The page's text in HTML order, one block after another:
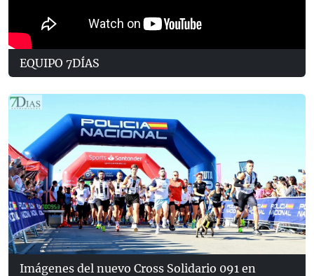
EQUIPO 7DÍAS
Imágenes del nuevo Cross Solidario 091 en